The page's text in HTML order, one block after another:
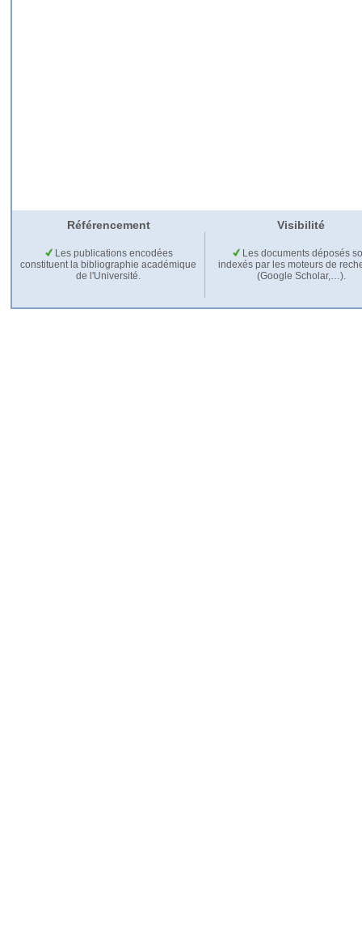
Référencement Visibilité
Les publications encodées
constituent la bibliographie académique
de l'Université.
Les documents déposés
indexés par les moteurs de
(Google Scholar,…).